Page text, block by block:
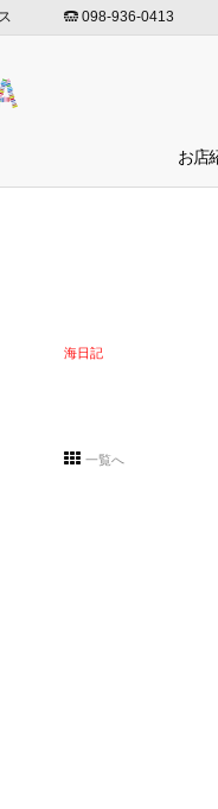
098-936-0413
お店
海日記
一覧へ